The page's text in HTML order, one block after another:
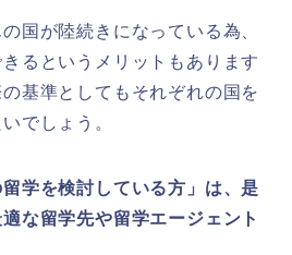
国が陸続きになっている為、
るというメリットもあります
基準としてもそれぞれの国を
でしょう。
留学を検討している方」は、是
な留学先や留学エージェント